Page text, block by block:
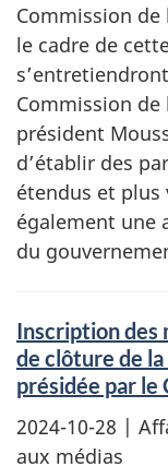
Commission de
le cadre de
Commission
président
d’établir des
étendus et plus
également une
du
Inscription des
de clôture de
présidée par le
2024-10-28 |
aux médias